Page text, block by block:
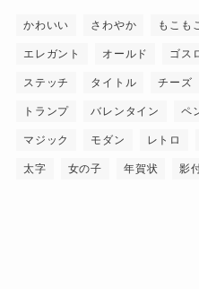
かわいい さわやか もこも
エレガント オールド ゴス
ステッチ タイトル チーズ
トランプ バレンタイン ペ
マジック モダン レトロ
太字 女の子 年賀状 影